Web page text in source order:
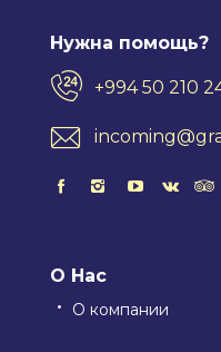
Нужна помощь?
+994 50 210
О Нас
О компании